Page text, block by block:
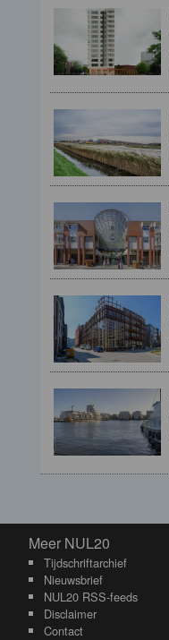
Meer NUL20
Meer NUL20
Tijdschriftarchief
Nieuwsbrief
NUL20 RSS-feeds
Disclaimer
Contact